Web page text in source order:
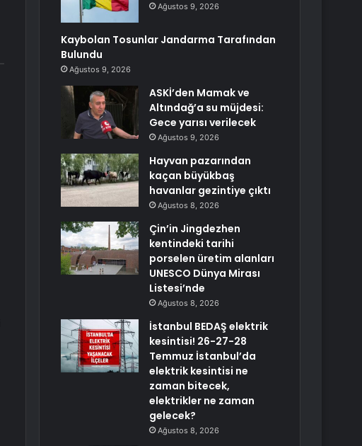
Ağustos 9, 2026
Kaybolan Tosunlar Jandarma Tarafından
Bulundu
Ağustos 9, 2026
ASKİ’den Mamak ve
Altındağ’a su müjdesi:
Gece yarısı verilecek
Ağustos 9, 2026
Hayvan pazarından
kaçan büyükbaş
havanlar gezintiye çıktı
Ağustos 8, 2026
Çin’in Jingdezhen
kentindeki tarihi
porselen üretim alanları
UNESCO Dünya Mirası
Listesi’nde
Ağustos 8, 2026
İstanbul BEDAŞ elektrik
kesintisi! 26-27-28
Temmuz İstanbul’da
elektrik kesintisi ne
zaman bitecek,
elektrikler ne zaman
gelecek?
Ağustos 8, 2026